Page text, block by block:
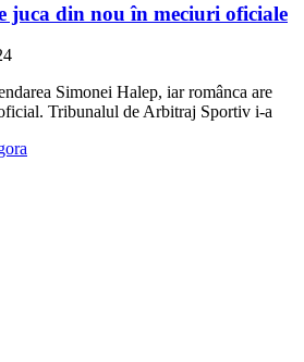
juca din nou în meciuri oficiale
Simonei Halep, iar românca are
Tribunalul de Arbitraj Sportiv i-a